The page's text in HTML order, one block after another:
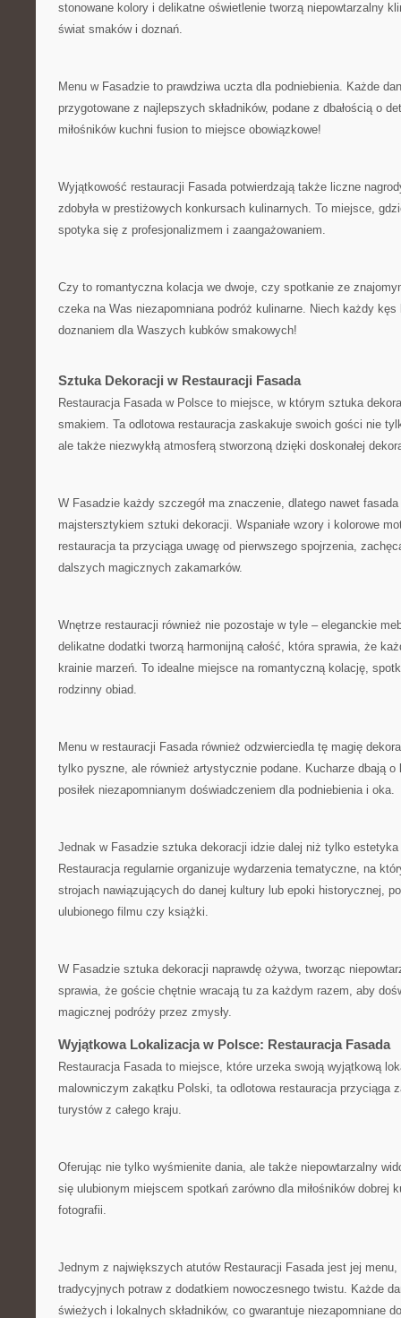
stonowane‍ kolory‌ i delikatne oświetlenie tworzą​ niepowtarzalny
świat smaków i doznań.
Menu w Fasadzie ⁣to prawdziwa uczta dla⁣ podniebienia. Każde
⁤przygotowane z najlepszych składników, ⁣podane z ‍dbałością o
miłośników⁢ kuchni fusion to miejsce obowiązkowe!
Wyjątkowość restauracji Fasada potwierdzają także liczne
zdobyła​ w​ prestiżowych konkursach​ kulinarnych. To miejsce,
spotyka się z‌ profesjonalizmem i zaangażowaniem.
Czy to ‌romantyczna kolacja‍ we dwoje,‍ czy spotkanie ze
czeka na ⁣Was ‌niezapomniana podróż kulinarne. Niech ⁤każdy
doznaniem dla‍ Waszych ​kubków ⁣smakowych!
Sztuka Dekoracji w ​Restauracji Fasada
Restauracja Fasada w Polsce to miejsce, w⁤ którym sztuka
smakiem. ‌Ta odlotowa restauracja zaskakuje‌ swoich gości nie
⁢ale także⁣ niezwykłą atmosferą⁣ stworzoną dzięki doskonałej
W⁢ Fasadzie każdy⁤ szczegół ma znaczenie, dlatego ‌nawet
majstersztykiem sztuki dekoracji. Wspaniałe wzory ⁤i kolorowe
restauracja ta przyciąga uwagę od pierwszego spojrzenia,
dalszych magicznych zakamarków.
Wnętrze restauracji również nie pozostaje w ⁣tyle – eleganckie
delikatne dodatki tworzą​ harmonijną całość, ‌która sprawia,⁣ że
krainie marzeń.⁢ To idealne⁤ miejsce na romantyczną ⁤kolację,
rodzinny obiad.
Menu w restauracji Fasada również ​odzwierciedla tę magię
tylko⁣ pyszne, ale również artystycznie podane. Kucharze dbają
posiłek niezapomnianym doświadczeniem ‌dla ​podniebienia‍ i⁢ oka.
Jednak w Fasadzie sztuka⁣ dekoracji‌ idzie ⁣dalej niż tylko
Restauracja‍ regularnie organizuje wydarzenia tematyczne, na
⁣strojach nawiązujących do danej kultury ‌lub epoki historycznej,
ulubionego filmu czy książki.
W Fasadzie sztuka dekoracji​ naprawdę ożywa, tworząc
sprawia, że goście‌ chętnie wracają‍ tu za każdym razem, aby
magicznej podróży przez zmysły.
Wyjątkowa Lokalizacja w Polsce: Restauracja Fasada
Restauracja Fasada​ to miejsce, które urzeka swoją wyjątkową​
malowniczym ⁢zakątku‌ Polski, ta‌ odlotowa‍ restauracja przyciąga
turystów z całego kraju.
Oferując nie tylko wyśmienite‍ dania, ⁣ale także niepowtarzalny
się ulubionym miejscem ‍spotkań zarówno ‍dla miłośników ‍dobrej
fotografii.
Jednym z największych atutów⁣ Restauracji ‌Fasada jest jej menu,
⁢tradycyjnych potraw⁤ z dodatkiem ⁣nowoczesnego ⁣twistu. Każde
świeżych i‌ lokalnych ⁤składników, ⁤co gwarantuje niezapomniane